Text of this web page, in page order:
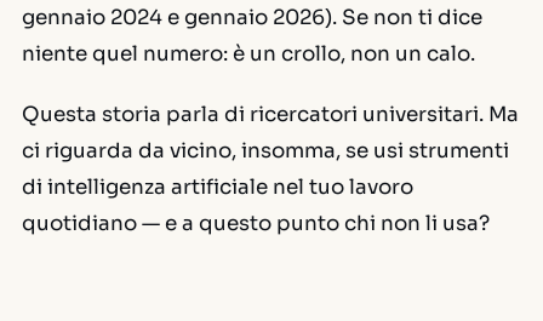
gennaio 2024 e gennaio 2026). Se non ti dice
niente quel numero: è un crollo, non un calo.
Questa storia parla di ricercatori universitari. Ma
ci riguarda da vicino, insomma, se usi strumenti
di intelligenza artificiale nel tuo lavoro
quotidiano — e a questo punto chi non li usa?